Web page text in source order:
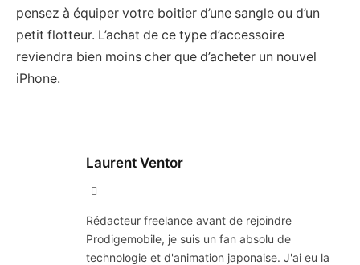
pensez à équiper votre boitier d’une sangle ou d’un
petit flotteur. L’achat de ce type d’accessoire
reviendra bien moins cher que d’acheter un nouvel
iPhone.
Laurent Ventor
Rédacteur freelance avant de rejoindre
Prodigemobile, je suis un fan absolu de
technologie et d'animation japonaise. J'ai eu la